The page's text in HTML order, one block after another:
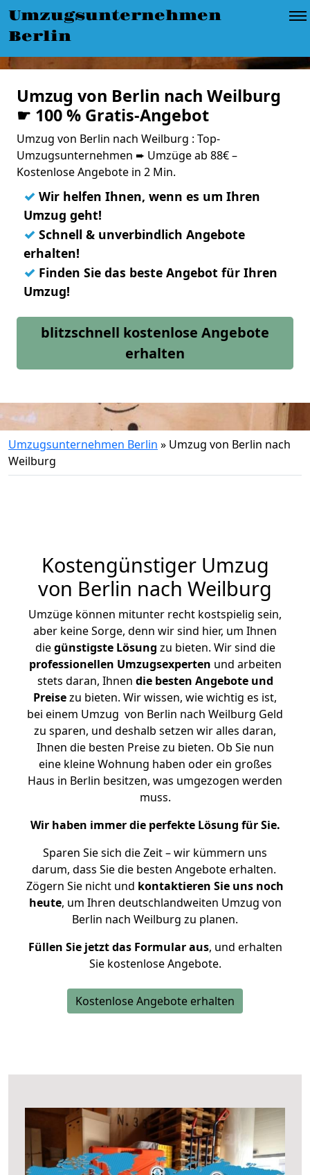
Umzugsunternehmen
Berlin
Umzug von Berlin nach Weilburg
☛ 100 % Gratis-Angebot
Umzug von Berlin nach Weilburg : Top-
Umzugsunternehmen ➨ Umzüge ab 88€ –
Kostenlose Angebote in 2 Min.
✓ Wir helfen Ihnen, wenn es um Ihren
Umzug geht!
✓ Schnell & unverbindlich Angebote
erhalten!
✓ Finden Sie das beste Angebot für Ihren
Umzug!
blitzschnell kostenlose Angebote
erhalten
Umzugsunternehmen Berlin » Umzug von Berlin nach
Weilburg
Kostengünstiger Umzug
von Berlin nach Weilburg
Umzüge können mitunter recht kostspielig sein,
aber keine Sorge, denn wir sind hier, um Ihnen
diegünstigste Lösung zu bieten. Wir sind die
professionellen Umzugsexperten und arbeiten
stets daran, Ihnen die besten Angebote und
Preisezu bieten. Wir wissen, wie wichtig es ist,
bei einem Umzug von Berlin nach Weilburg Geld
zu sparen, und deshalb setzen wir alles daran,
Ihnen die besten Preise zu bieten. Ob Sie nun
eine kleine Wohnung haben oder ein großes
Haus in Berlin besitzen, was umgezogen werden
muss.
Wir haben immer die perfekte Lösung für Sie.
Sparen Sie sich die Zeit – wir kümmern uns
darum, dass Sie die besten Angebote erhalten.
Zögern Sie nicht und kontaktieren Sie uns noch
heute, um Ihren deutschlandweiten Umzug von
Berlin nach Weilburg zu planen.
Füllen Sie jetzt das Formular aus, und erhalten
Sie kostenlose Angebote.
Kostenlose Angebote erhalten